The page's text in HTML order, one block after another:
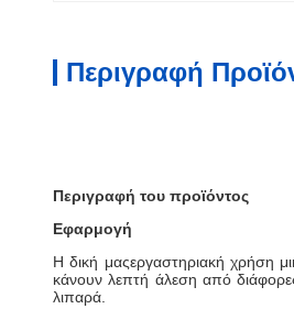
Περιγραφή
Περιγραφή του προϊόντος
Εφαρμογή
Η δική μαςεργαστηριακή χρήση
κάνουν λεπτή άλεση από
λιπαρά.